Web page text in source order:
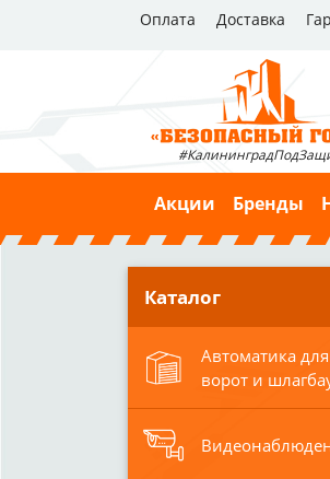
Оплата Доставка
Акции Бренды
Каталог
Автоматика для
ворот и